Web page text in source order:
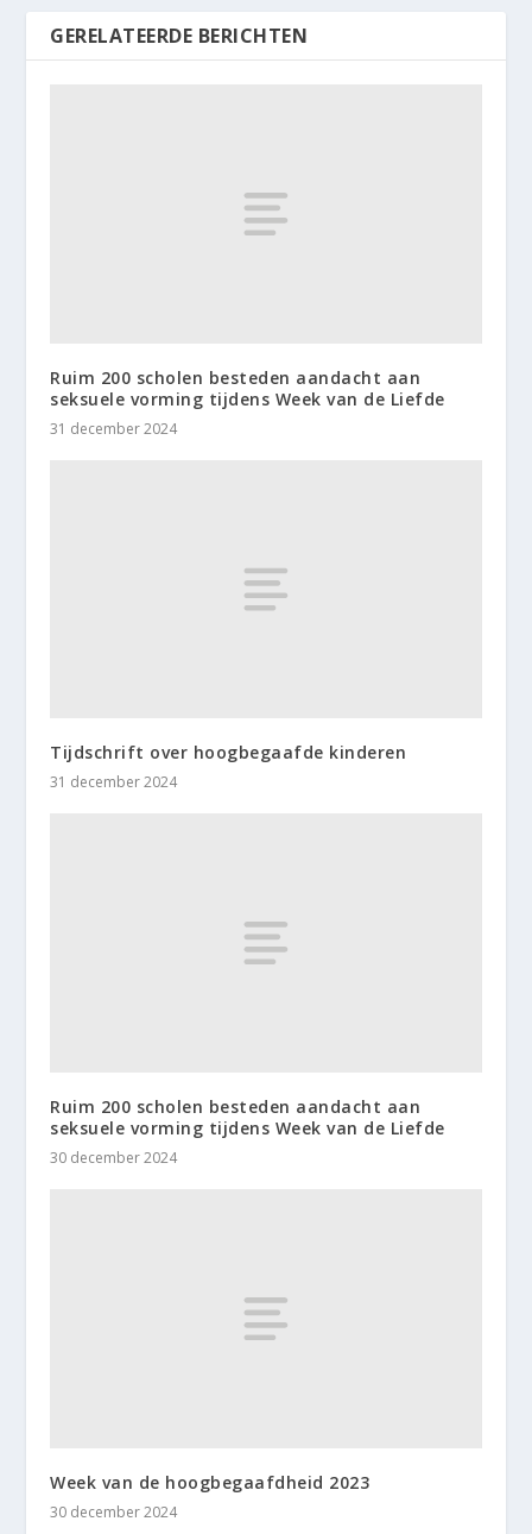
GERELATEERDE BERICHTEN
Ruim 200 scholen besteden aandacht aan
seksuele vorming tijdens Week van de Liefde
31 december 2024
Tijdschrift over hoogbegaafde kinderen
31 december 2024
Ruim 200 scholen besteden aandacht aan
seksuele vorming tijdens Week van de Liefde
30 december 2024
Week van de hoogbegaafdheid 2023
30 december 2024